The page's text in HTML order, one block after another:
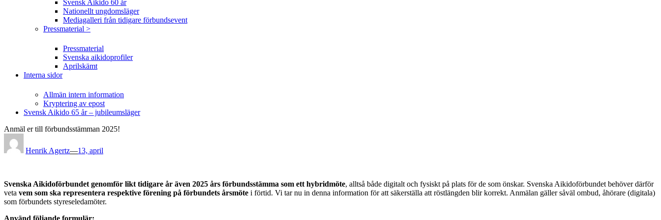
Svensk Aikido 60 år
Nationellt ungdomsläger
Mediagalleri från tidigare förbundsevent
Pressmaterial >
Pressmaterial
Svenska aikidoprofiler
Aprilskämt
Interna sidor
Allmän intern information
Kryptering av epost
Svensk Aikido 65 år – jubileumsläger
Anmäl er till förbundsstämman 2025!
Henrik Agertz—
on
13, april
Svenska Aikidoförbundet genomför likt tidigare år även 2025 års förbundsstämma som ett hybridmöte, alltså både digitalt och fysiskt på plats för de som önskar. Svenska Aikidoförbundet behöver därför
veta vem som ska representera respektive förening på förbundets årsmöte i förtid. Vi tar nu in denna information för att säkerställa att röstlängden blir korrekt. Anmälan gäller såväl ombud, åhörare (digitala)
som förbundets styreseledamöter.
Använd följande formulär: